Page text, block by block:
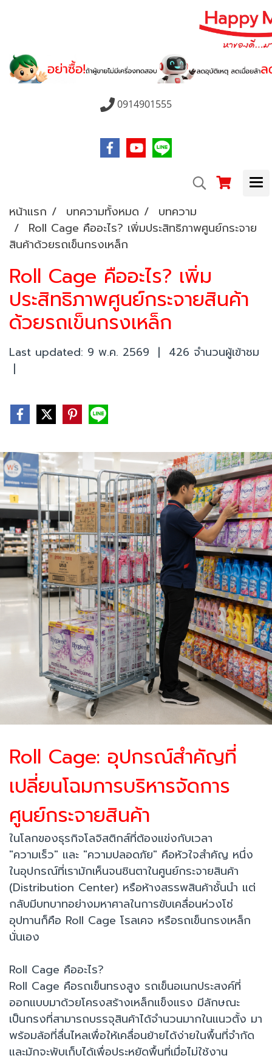
0914901555
หน้าแรก บทความทั้งหมด
บทความ
Roll Cage คืออะไร? เพิ่มประสิทธิภาพศูนย์กระจาย
สินค้าด้วยรถเข็นกรงเหล็ก
Roll Cage คืออะไร? เพิ่ม
ประสิทธิภาพศูนย์กระจายสินค้า
ด้วยรถเข็นกรงเหล็ก
Last updated: 9 พ.ค. 2569 | 426 จำนวนผู้เข้าชม
|
Roll Cage: อุปกรณ์สำคัญที่
เปลี่ยนโฉมการบริหารจัดการ
ศูนย์กระจายสินค้า
ในโลกของธุรกิจโลจิสติกส์ที่ต้องแข่งกับเวลา
"ความเร็ว" และ "ความปลอดภัย" คือหัวใจสำคัญ หนึ่ง
ในอุปกรณ์ที่เรามักเห็นจนชินตาในศูนย์กระจายสินค้า
(Distribution Center) หรือห้างสรรพสินค้าชั้นนำ แต่
กลับมีบทบาทอย่างมหาศาลในการขับเคลื่อนห่วงโซ่
อุปทานก็คือ Roll Cage โรลเคจ หรือรถเข็นกรงเหล็ก
นั่นเอง
Roll Cage คืออะไร?
Roll Cage คือรถเข็นทรงสูง รถเข็นอเนกประสงค์ที่
ออกแบบมาด้วยโครงสร้างเหล็กแข็งแรง มีลักษณะ
เป็นกรงที่สามารถบรรจุสินค้าได้จำนวนมากในแนวตั้ง มา
พร้อมล้อที่ลื่นไหลเพื่อให้เคลื่อนย้ายได้ง่ายในพื้นที่จำกัด
และมักจะพับเก็บได้เพื่อประหยัดพื้นที่เมื่อไม่ใช้งาน